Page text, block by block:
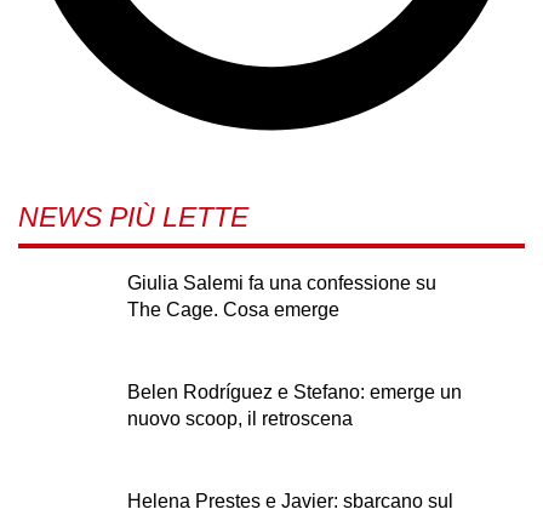
NEWS PIÙ LETTE
Giulia Salemi fa una confessione su
The Cage. Cosa emerge
Belen Rodríguez e Stefano: emerge un
nuovo scoop, il retroscena
Helena Prestes e Javier: sbarcano sul